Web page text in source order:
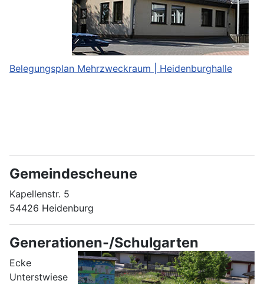
Belegungsplan Mehrzweckraum | Heidenburghalle
Gemeindescheune
Kapellenstr. 5
54426 Heidenburg
Generationen-/Schulgarten
Ecke
Unterstwiese